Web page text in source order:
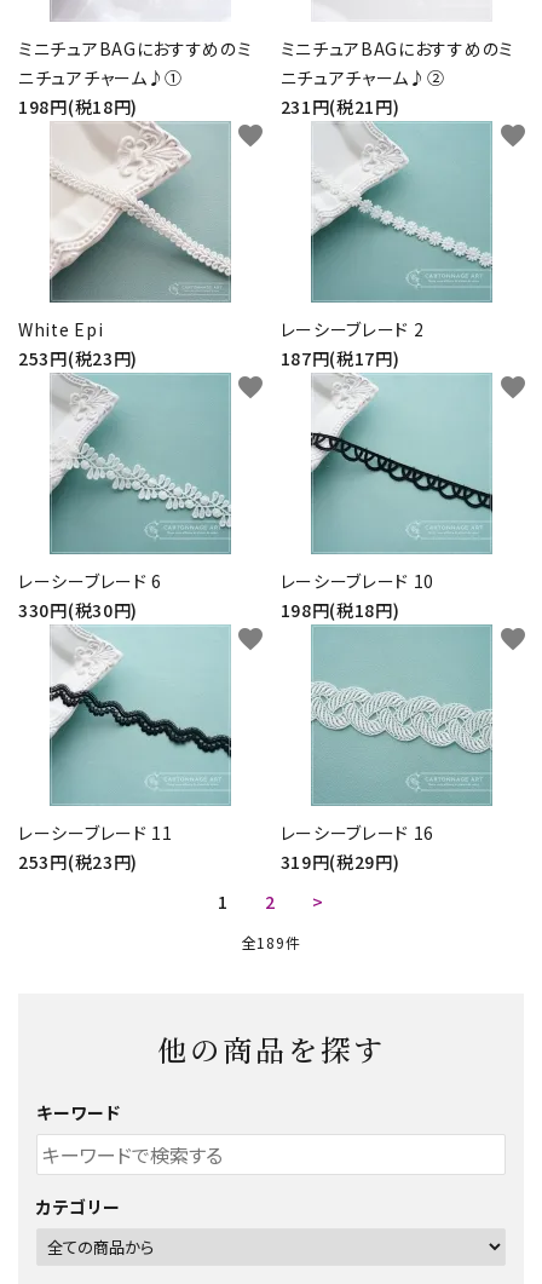
ミニチュアBAGにおすすめのミ
ニチュアチャーム♪①
198円(税18円)
ミニチュアBAGにおすすめのミ
ニチュアチャーム♪②
231円(税21円)
White Epi
253円(税23円)
favorite
レーシーブレード 2
187円(税17円)
favorite
レーシーブレード 6
330円(税30円)
favorite
レーシーブレード 10
198円(税18円)
favorite
レーシーブレード 11
253円(税23円)
favorite
レーシーブレード 16
319円(税29円)
favorite
1 2 >
全189件
他の商品を探す
キーワード
カテゴリー